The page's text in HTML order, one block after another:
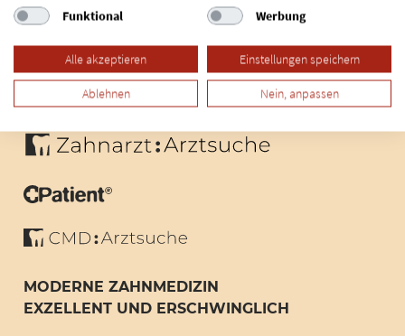
Wählen Sie hier den passenden Implantologen in
MODERNE ZAHNMEDIZIN
EXZELLENT UND ERSCHWINGLICH
Funktional
Werbung
Alle akzeptieren Einstellungen speichern
Ablehnen Nein, anpassen